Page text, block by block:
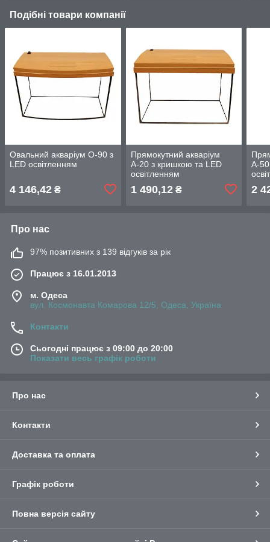
Подібні товари компанії
Овальний акваріум О-90 з
LED освітленням
4 146,42 ₴
Прямокутний акваріум
А-20 з кришкою та LED
освітленням
1 490,12₴
А-
2
Про нас
97% позитивних з 139 відгуків за рік
Працює з 16.01.2013
м. Одеса
вул. Космонавта Комарова 12/5, Одеса, Україна
Контакти
Сьогодні працює з 09:00 до 20:00
Показати весь графік роботи
Про нас
Контакти
Доставка та оплата
Графік роботи
Повна версія сайту